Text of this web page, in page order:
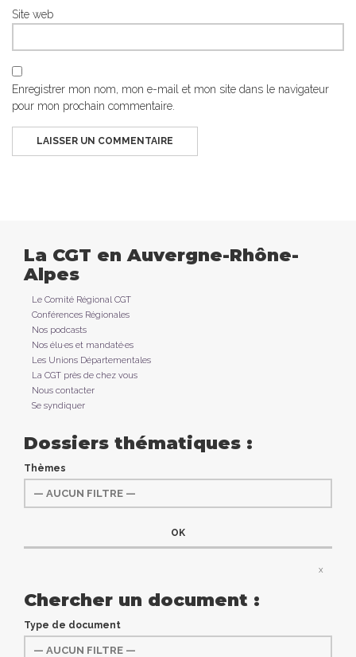
Site web
Enregistrer mon nom, mon e-mail et mon site dans le navigateur
pour mon prochain commentaire.
La CGT en Auvergne-Rhône-
Alpes
Le Comité Régional CGT
Conférences Régionales
Nos podcasts
Nos élu·es et mandaté·es
Les Unions Départementales
La CGT près de chez vous
Nous contacter
Se syndiquer
Dossiers thématiques :
Thèmes
x
Chercher un document :
Type de document